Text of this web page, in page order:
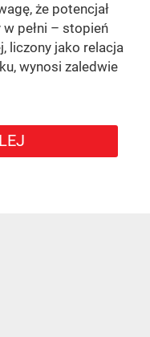
że potencjał
pełni – stopień
liczony jako relacja
wynosi zaledwie